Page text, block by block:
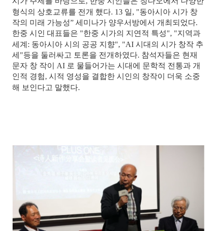
형식의 상호교류를 전개 했다. 13 일, "동아시아 시가 창
작의 미래 가능성” 세미나가 양우서방에서 개최되었다.
한중 시인 대표들은 "한중 시가의 지연적 특성", "지역과
세계 : 동아시아 시의 공공 지향", "AI 시대의 시가 창작 추
세 "등을 둘러싸고 토론을 전개하였다. 참석자들은 현재
문자 창 작이 AI 로 물들어가는 시대에 문학적 전통과 개
인적 경험, 시적 영성을 결합한 시인의 창작이 더욱 소중
해 보인다고 말했다.